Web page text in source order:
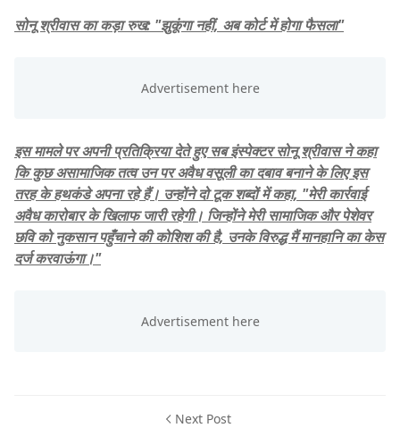
​सोनू श्रीवास का कड़ा रुख: "झुकूंगा नहीं, अब कोर्ट में होगा फैसला"
​इस मामले पर अपनी प्रतिक्रिया देते हुए सब इंस्पेक्टर सोनू श्रीवास ने कहा
कि कुछ असामाजिक तत्व उन पर अवैध वसूली का दबाव बनाने के लिए इस
तरह के हथकंडे अपना रहे हैं। उन्होंने दो टूक शब्दों में कहा, "मेरी कार्रवाई
अवैध कारोबार के खिलाफ जारी रहेगी। जिन्होंने मेरी सामाजिक और पेशेवर
छवि को नुकसान पहुँचाने की कोशिश की है, उनके विरुद्ध मैं मानहानि का केस
दर्ज करवाऊंगा।"
Next Post